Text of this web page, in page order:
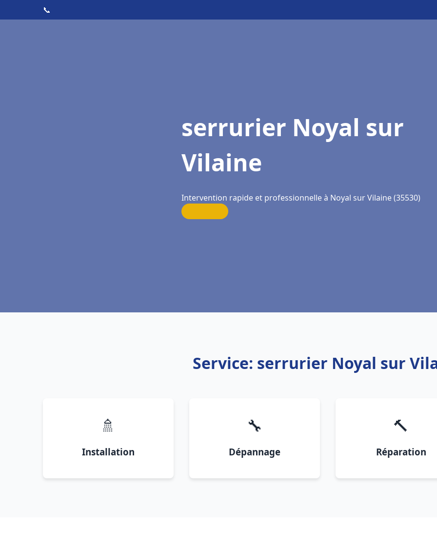
📞
serrurier Noyal sur
Vilaine
Intervention rapide et professionnelle à Noyal sur Vilaine (35530)
Service: serrurier Noyal sur
🚿
Installation
🔧
Dépannage
🔨
Réparation